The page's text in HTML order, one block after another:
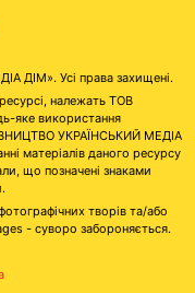
ДІМ». Усі права захищені.
належать ТОВ
яке використання
УКРАЇНСЬКИЙ МЕДІА
матеріалів даного ресурсу
що позначені знаками
творів та/або
- суворо забороняється.